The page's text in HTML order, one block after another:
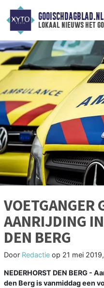
GOOISCHDAGBLAD.NL
lokaal nieuws het
VOETGANGER
AANRIJDING
DEN BERG
Door Redactie op 21 mei
NEDERHORST DEN BERG -
den Berg is vanmiddag een